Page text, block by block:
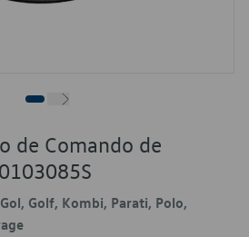
de Comando de
Golf, Kombi, Parati, Polo,